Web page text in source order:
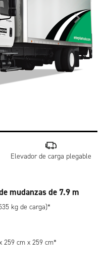
Elevador de carga plegable
mudanzas de 7.9 m
kg de carga)*
259 cm x 259 cm*